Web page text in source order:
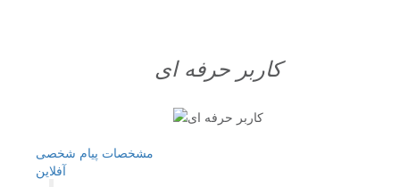
کاربر حرفه ای
مشخصات پیام شخصی
آفلاين